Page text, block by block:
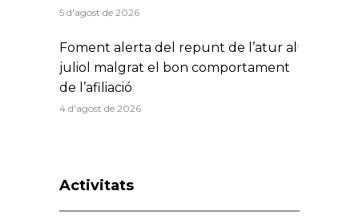
5 d'agost de 2026
Foment alerta del repunt de l’atur al
juliol malgrat el bon comportament
de l’afiliació
4 d'agost de 2026
Activitats